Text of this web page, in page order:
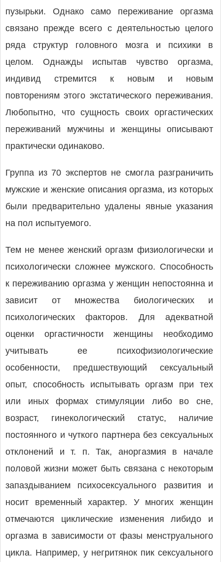
пузырьки. Однако само переживание оргазма
связано прежде всего с деятельностью целого
ряда структур головного мозга и психики в
целом. Однажды испытав чувство оргазма,
индивид стремится к новым и новым
повторениям этого экстатического переживания.
Любопытно, что сущность своих оргастических
переживаний мужчины и женщины описывают
практически одинаково.
Группа из 70 экспертов не смогла разграничить
мужские и женские описания оргазма, из которых
были предварительно удалены явные указания
на пол испытуемого.
Тем не менее женский оргазм физиологически и
психологически сложнее мужского. Способность
к переживанию оргазма у женщин непостоянна и
зависит от множества биологических и
психологических факторов. Для адекватной
оценки оргастичности женщины необходимо
учитывать ее психофизиологические
особенности, предшествующий сексуальный
опыт, способность испытывать оргазм при тех
или иных формах стимуляции либо во сне,
возраст, гинекологический статус, наличие
постоянного и чуткого партнера без сексуальных
отклонений и т. п. Так, аноргазмия в начале
половой жизни может быть связана с некоторым
запаздыванием психосексуального развития и
носит временный характер. У многих женщин
отмечаются циклические изменения либидо и
оргазма в зависимости от фазы менструального
цикла. Например, у негритянок пик сексуального